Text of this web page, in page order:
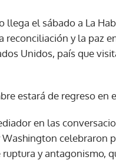
llega el sábado a La
reconciliación y la paz
Unidos, país que
estará de regreso en
en las
Washington celebraron
y antagonismo,